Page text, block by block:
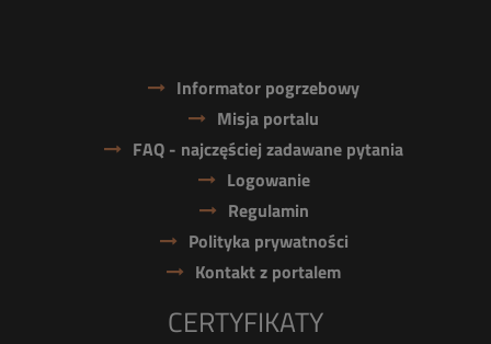
Informator pogrzebowy
Misja portalu
FAQ - najczęściej zadawane pytania
Logowanie
Regulamin
Polityka prywatności
Kontakt z portalem
CERTYFIKATY